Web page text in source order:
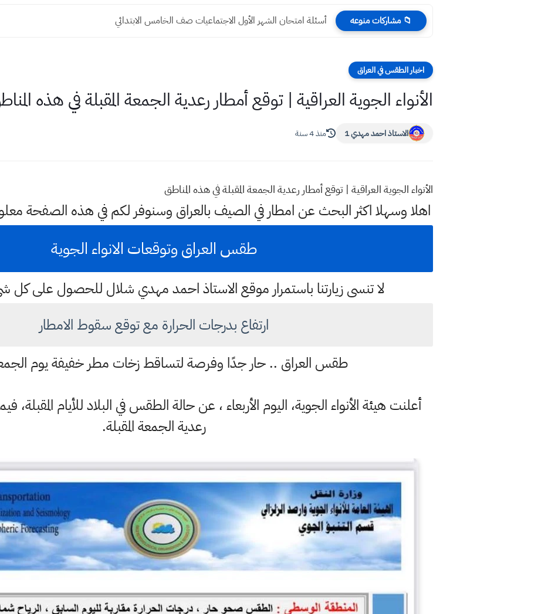
📁 مشاركات منوعه أسئلة امتحان الشهر الأول الاجتماعيات صف الخامس الابتدائي
اخبار الطقس في العراق
الأنواء الجوية العراقية | توقع أمطار رعدية الجمعة المقبلة في هذه
الاستاذ احمد مهدي 1 منذ 4 سنة
الأنواء الجوية العراقية | توقع أمطار رعدية الجمعة المقبلة في هذه المناطق
اهلا وسهلا اكثر البحث عن امطار في الصيف بالعراق وسنوفر لكم في هذه الصفحة
طقس العراق وتوقعات الانواء الجوية
لا تنسى زيارتنا باستمرار موقع الاستاذ احمد مهدي شلال للحصول على كل
ارتفاع بدرجات الحرارة مع توقع سقوط الامطار
طقس العراق .. حار جدًا وفرصة لتساقط زخات مطر خفيفة يوم
أعلنت هيئة الأنواء الجوية، اليوم الأربعاء ، عن حالة الطقس في البلاد للأيام
رعدية الجمعة المقبلة.